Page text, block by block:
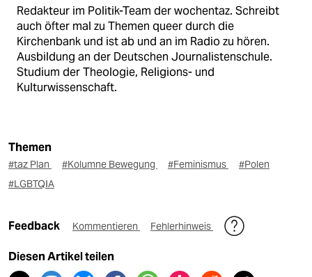
Redakteur im Politik-Team der wochentaz. Schreibt
auch öfter mal zu Themen queer durch die
Kirchenbank und ist ab und an im Radio zu hören.
Ausbildung an der Deutschen Journalistenschule.
Studium der Theologie, Religions- und
Kulturwissenschaft.
Themen
#taz Plan #Kolumne Bewegung #Feminismus
#Polen
#LGBTQIA
Feedback Kommentieren Fehlerhinweis
Diesen Artikel teilen